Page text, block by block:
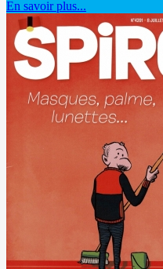
En savoir plus...